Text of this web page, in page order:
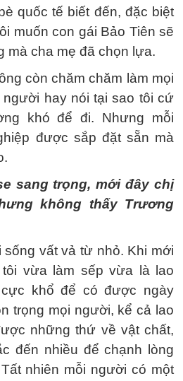
quốc tế biết đến, đặc biệt
muốn con gái Bảo Tiên sẽ
mà cha mẹ đã chọn lựa.
còn chăm chăm làm mọi
hay nói tại sao tôi cứ
khó để đi. Nhưng mỗi
được sắp đặt sẵn mà
sang trọng, mới đây chị
không thấy Trương
vất vả từ nhỏ. Khi mới
vừa làm sếp vừa là lao
khổ để có được ngày
trọng mọi người, kể cả lao
những thứ về vật chất,
đến nhiều để chạnh lòng
nhiên mỗi người có một